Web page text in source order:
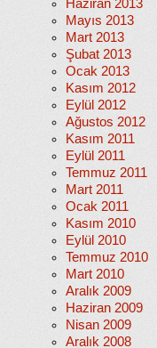
Haziran 2013
Mayıs 2013
Mart 2013
Şubat 2013
Ocak 2013
Kasım 2012
Eylül 2012
Ağustos 2012
Kasım 2011
Eylül 2011
Temmuz 2011
Mart 2011
Ocak 2011
Kasım 2010
Eylül 2010
Temmuz 2010
Mart 2010
Aralık 2009
Haziran 2009
Nisan 2009
Aralık 2008